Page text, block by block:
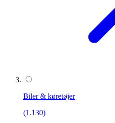
Biler & køretøjer
(1.130)